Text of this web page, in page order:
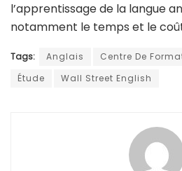
l’apprentissage de la langue
notamment le temps et le
Tags: Anglais Centre De
Étude
Wall Street English